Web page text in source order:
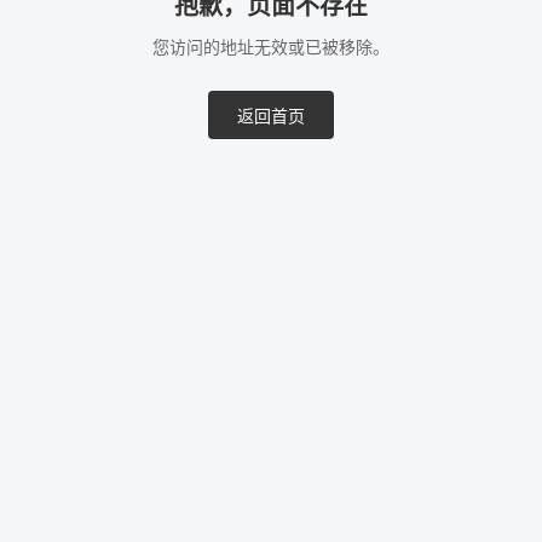
抱歉，页面不存在
您访问的地址无效或已被移除。
返回首页